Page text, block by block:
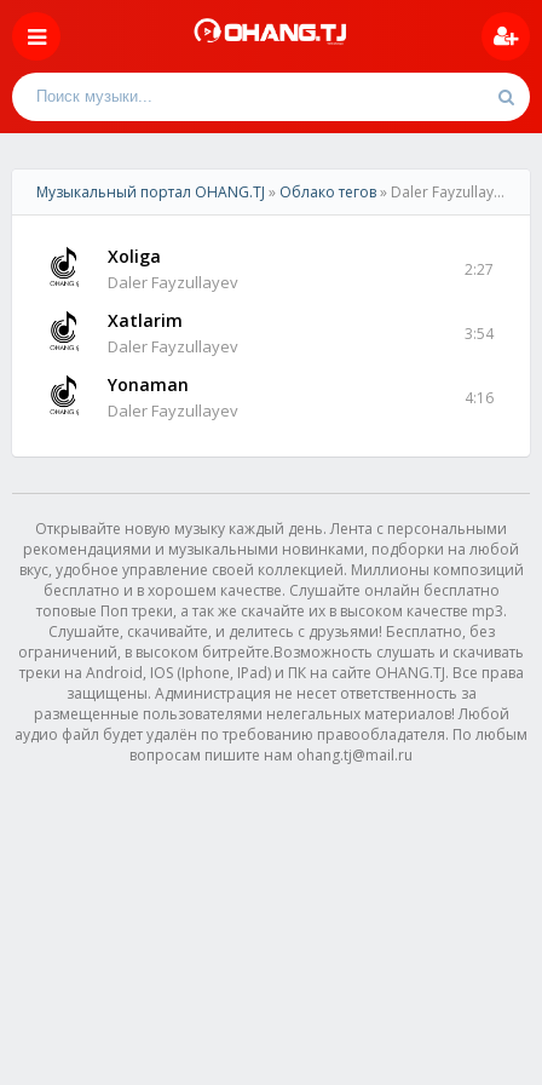
Музыкальный портал OHANG.TJ » Облако тегов» Daler Fayzullayev
Xoliga
Daler Fayzullayev
2:27
Xatlarim
Daler Fayzullayev
3:54
Yonaman
Daler Fayzullayev
4:16
Открывайте новую музыку каждый день. Лента с персональными
рекомендациями и музыкальными новинками, подборки на любой
вкус, удобное управление своей коллекцией. Миллионы композиций
бесплатно и в хорошем качестве. Слушайте онлайн бесплатно
топовые Поп треки, а так же скачайте их в высоком качестве mp3.
Слушайте, скачивайте, и делитесь с друзьями! Бесплатно, без
ограничений, в высоком битрейте.Возможность слушать и скачивать
треки на Android, IOS (Iphone, IPad) и ПК на сайте OHANG.TJ. Все права
защищены. Администрация не несет ответственность за
размещенные пользователями нелегальных материалов! Любой
аудио файл будет удалён по требованию правообладателя. По любым
вопросам пишите нам ohang.tj@mail.ru